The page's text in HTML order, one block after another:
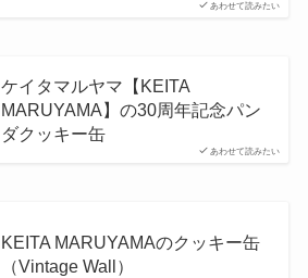
あわせて読みたい
あわせて読みたい
ケイタマルヤマ【KEITA
MARUYAMA】の30周年記念パン
ダクッキー缶
KEITA MARUYAMAのクッキー缶
（Vintage Wall）